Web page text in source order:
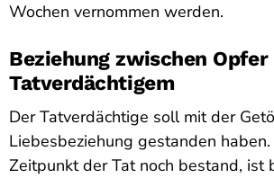
Wochen vernommen werden.
Beziehung zwischen Opfer
Tatverdächtigem
Der Tatverdächtige soll mit der
Liebesbeziehung gestanden
Zeitpunkt der Tat noch bestand, ist